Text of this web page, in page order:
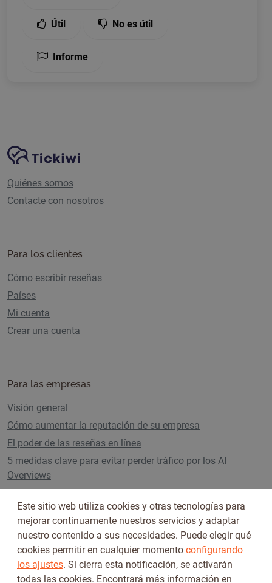
Útil No es útil
Informe
Navegación del sitio
Plataforma Tickiwi
Quiénes somos
Contacte con nosotros
Para los clientes
Cómo escribir reseñas
Países
Mi cuenta
Crear una cuenta
Para las empresas
Visión general
Cómo aumentar la reputación de su empresa
El poder de las reseñas en línea
5 medidas clave para evitar perder tráfico por los AI
Overviews
Planes y precios
Síguenos en
Este sitio web utiliza cookies y otras tecnologías para
mejorar continuamente nuestros servicios y adaptar
nuestro contenido a sus necesidades. Puede elegir qué
cookies permitir en cualquier momento configurando
los ajustes. Si cierra esta notificación, se activarán
todas las cookies. Encontrará más información en